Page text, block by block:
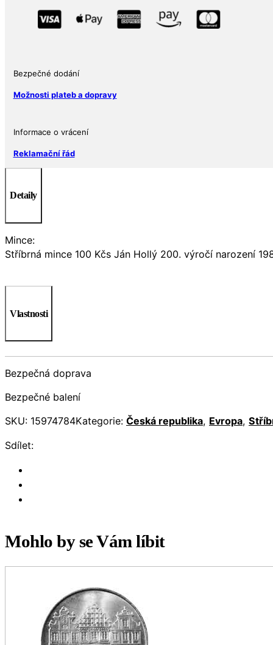
narození
Bezpečné dodání
Možnosti plateb a dopravy
Informace o vrácení
Reklamační řád
Detaily
Mince:
Stříbrná mince 100 Kčs Ján Hollý 200. výročí narození
Vlastnosti
Bezpečná doprava
Bezpečné balení
SKU: 15974784Kategorie: Česká republika, Evropa,
Sdílet:
Mohlo by se Vám líbit